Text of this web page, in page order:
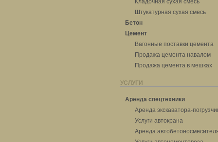
Кладочная сухая смесь
Штукатурная сухая смесь
Бетон
Цемент
Вагонные поставки цемента
Продажа цемента навалом
Продажа цемента в мешках
УСЛУГИ
Аренда спецтехники
Аренда экскаватора-
Услуги автокрана
Аренда